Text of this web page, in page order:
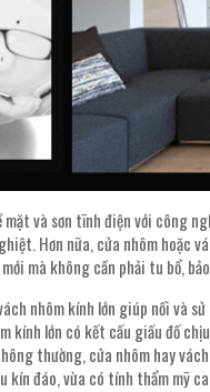
mặt và sơn tĩnh điện với công
Hơn nữa, cửa nhôm hoặc
mà không cần phải tu bổ,
nhôm kính lớn giúp nối và
kính lớn có kết cấu giấu đố
thường, cửa nhôm hay
kín đáo, vừa có tính thẩm mỹ